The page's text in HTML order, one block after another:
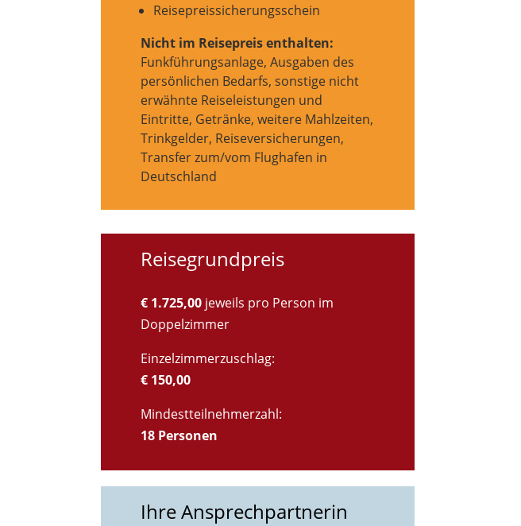
Reisepreissicherungsschein
Nicht im Reisepreis enthalten:
Funkführungsanlage, Ausgaben des
persönlichen Bedarfs, sonstige nicht
erwähnte Reiseleistungen und
Eintritte, Getränke, weitere Mahlzeiten,
Trinkgelder, Reiseversicherungen,
Transfer zum/vom Flughafen in
Deutschland
Reisegrundpreis
€ 1.725,00 jeweils pro Person im
Doppelzimmer
Einzelzimmerzuschlag:
€ 150,00
Mindestteilnehmerzahl:
18 Personen
Ihre Ansprechpartnerin